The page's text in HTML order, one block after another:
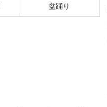
盆踊り